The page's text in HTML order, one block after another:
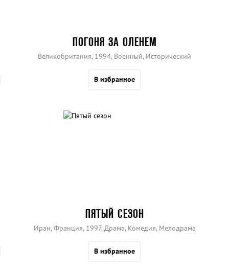
ПОГОНЯ ЗА ОЛЕНЕМ
Великобритания, 1994, Военный, Исторический
В избранное
ПЯТЫЙ СЕЗОН
Иран, Франция, 1997, Драма, Комедия, Мелодрама
В избранное